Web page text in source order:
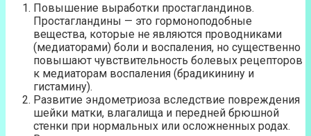
Повышение выработки простагландинов.
Простагландины — это гормоноподобные
вещества, которые не являются проводниками
(медиаторами) боли и воспаления, но существенно
повышают чувствительность болевых рецепторов
к медиаторам воспаления (брадикинину и
гистамину).
Развитие эндометриоза вследствие повреждения
шейки матки, влагалища и передней брюшной
стенки при нормальных или осложненных родах.